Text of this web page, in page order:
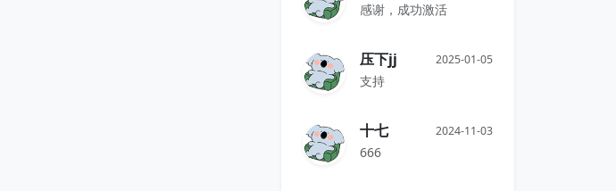
感谢，成功激活
压下jj 2025-01-05
支持
十七 2024-11-03
666